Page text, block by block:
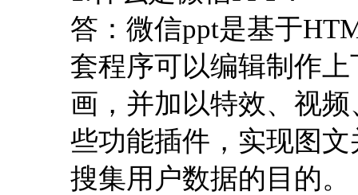
答：微信ppt是基于
套程序可以编辑制作
画，并加以特效、视
些功能插件，实现图
搜集用户数据的目的。